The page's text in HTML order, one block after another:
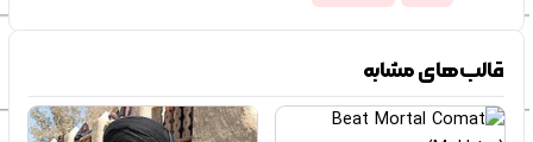
قالب‌های مشابه